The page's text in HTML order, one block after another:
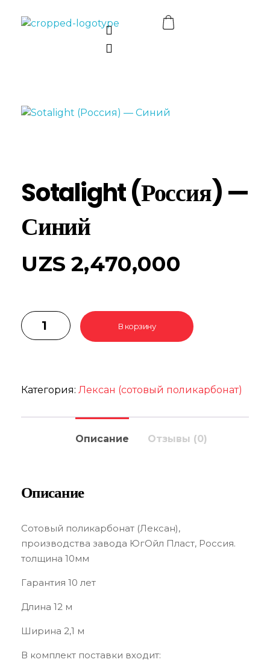
Sotalight (Россия) —
Синий
UZS 2,470,000
В корзину
Категория: Лексан (сотовый поликарбонат)
Описание Отзывы (0)
Описание
Сотовый поликарбонат (Лексан),
производства завода ЮгОйл Пласт, Россия.
толщина 10мм
Гарантия 10 лет
Длина 12 м
Ширина 2,1 м
В комплект поставки входит: